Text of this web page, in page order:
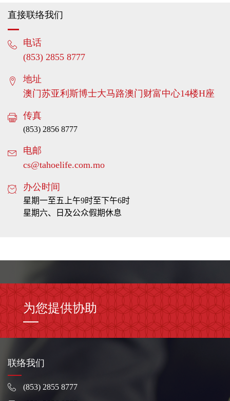
请提供您的保单号码
请提供正确的保单号码
请提供正确的保单号码
请选择合适称谓
请提供您的姓名
姓名不应包含数字
姓名不应包含数字
请提供正确的区码 (例如: 853)
请提供正确的区码 (例如: 853)
請提供正確的電話號碼
請提供正確的電話號碼
请提供正确的电邮地址
请提供正确的电邮地址
请确认您已阅读并同意「个人资料收集声明」
直接联络我们
电话
(853) 2855 8777
地址
澳门苏亚利斯博士大马路澳门财富中心14楼H座
传真
(853) 2856 8777
电邮
cs@tahoelife.com.mo
办公时间
星期一至五上午9时至下午6时
星期六、日及公众假期休息
为您提供协助
联络我们
(853) 2855 8777